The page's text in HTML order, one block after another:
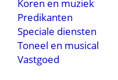
Koren en muziek
Predikanten
Speciale diensten
Toneel en musical
Vastgoed